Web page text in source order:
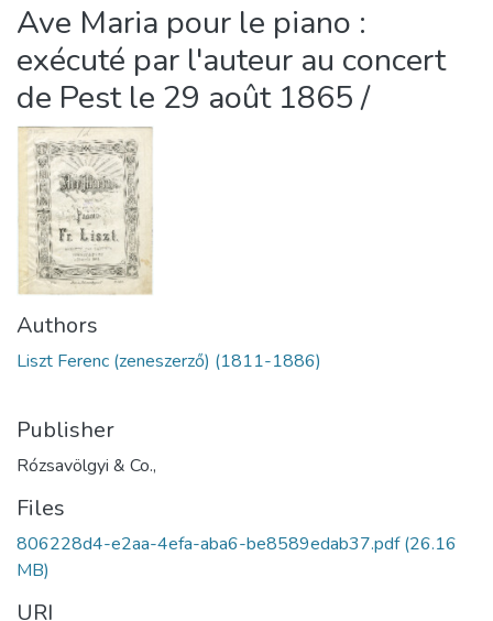
About us
Ave Maria pour le piano :
exécuté par l'auteur au concert
de Pest le 29 août 1865 /
Authors
Liszt Ferenc (zeneszerző) (1811-1886)
Publisher
Rózsavölgyi & Co.,
Files
806228d4-e2aa-4efa-aba6-be8589edab37.pdf(26.16
MB)
URI